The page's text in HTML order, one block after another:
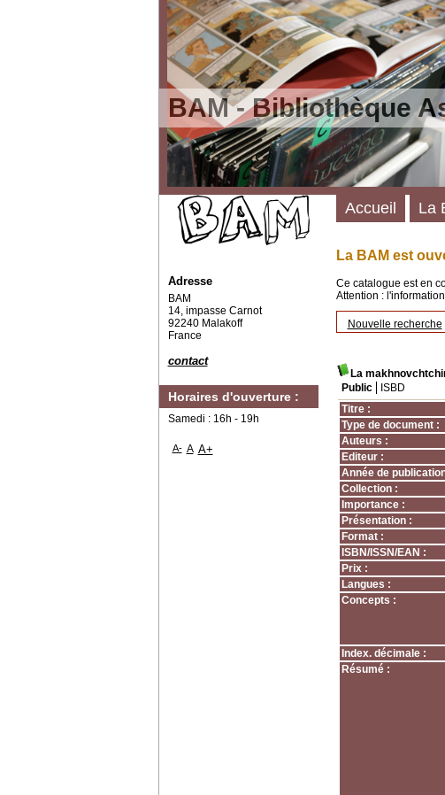
BAM - Bibliothèque
La BAM est
Ce catalogue est en
Attention :
Nouvelle recherche
La
Public
ISBD
Titre :
Type de document :
Auteurs :
Editeur :
Année de
Collection :
Importance :
Présentation :
Format :
ISBN/ISSN/EAN :
Prix :
Langues :
Concepts :
Index. décimale :
Résumé :
Accueil La
Adresse
BAM
14, impasse Carnot
92240 Malakoff
France
contact
Horaires d'ouverture :
Samedi : 16h - 19h
A- A A+